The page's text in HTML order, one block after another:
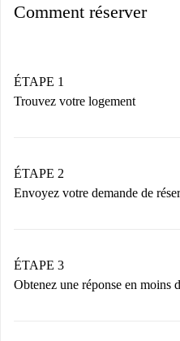
Comment réserver
ÉTAPE 1
Trouvez votre logement
Vous disposez à l’avance
nécessaires.
ÉTAPE 2
Envoyez votre demande de
Nous ne vous facturerons
n’aura pas accepté.
ÉTAPE 3
Obtenez une réponse en moins